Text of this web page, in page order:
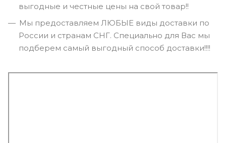
выгодные и честные цены на свой товар!!
Мы предоставляем ЛЮБЫЕ виды доставки по
России и странам СНГ. Специально для Вас мы
подберем самый выгодный способ доставки!!!!